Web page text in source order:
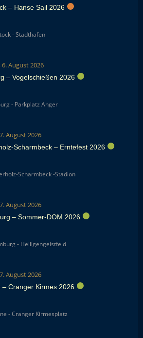
– Hanse Sail 2026
- Stadthafen
6. August 2026
– Vogelschießen 2026
- Parkplatz Anger
August 2026
Scharmbeck – Erntefest 2026
Scharmbeck -Stadion
August 2026
– Sommer-DOM 2026
- Heiligengeistfeld
August 2026
– Cranger Kirmes 2026
- Cranger Kirmesplatz